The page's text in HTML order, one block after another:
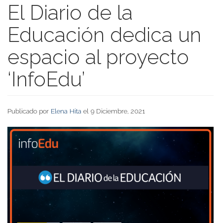
El Diario de la
Educación dedica un
espacio al proyecto
‘InfoEdu’
Publicado por Elena Hita el 9 Diciembre, 2021